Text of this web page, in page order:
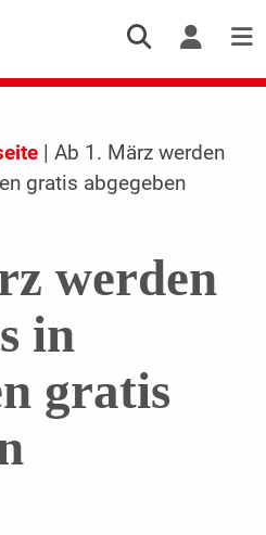
| Ab 1. März werden
gratis abgegeben
werden
in
gratis